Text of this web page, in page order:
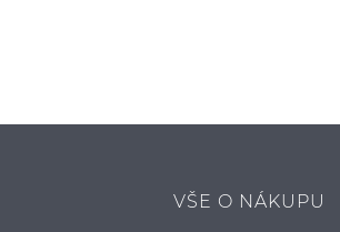
VŠE O NÁKUPU